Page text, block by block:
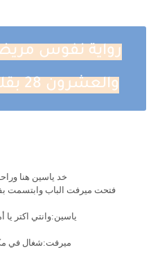
رواية نفوس
والعشرون 28 بقلم تسنيم حمدي
خد ياسين هنا
فتحت ميرفت الباب وابتسمت
ياسين:وانتي اكتر يا
ميرفت:شغال في